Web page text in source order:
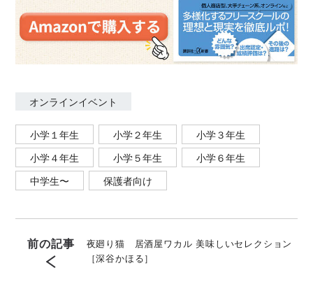
オンラインイベント
小学１年生 小学２年生
小学３年生
小学４年生
小学５年生
小学６年生
中学生〜
保護者向け
前の記事
夜廻り猫 居酒屋ワカル 美味しいセレクション
［深谷かほる］